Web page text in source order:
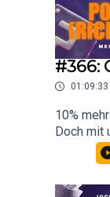
#366:
01:09:33
10%
Doch mit
werden
Idee.
die